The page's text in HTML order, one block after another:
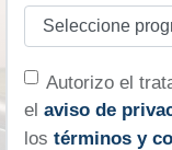
Autorizo ​​el
el aviso de
los términos y